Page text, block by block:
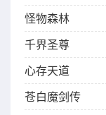
怪物森林
千界圣尊
心存天道
苍白魔剑传